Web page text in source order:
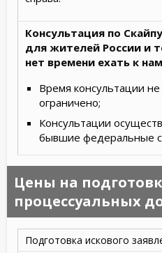
Консультация по
для жителей России и
нет времени ехать к
Время консультации не
ограничено;
Консультации
бывшие федеральные
Цены на
процессуальных
Подготовка искового